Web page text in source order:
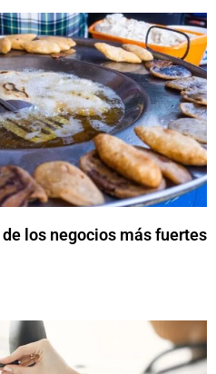
los negocios más fuertes